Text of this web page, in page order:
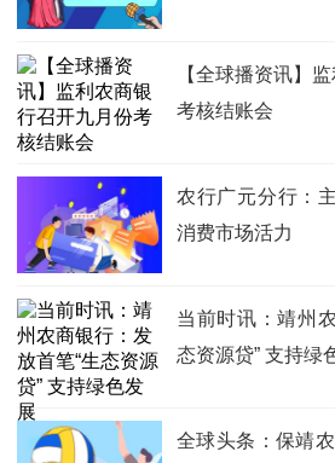
【全球播资讯】
考核结账会
农行广元分行：
消费市场活力
当前时讯：靖州
态资源贷” 支持绿
全球头条：保靖